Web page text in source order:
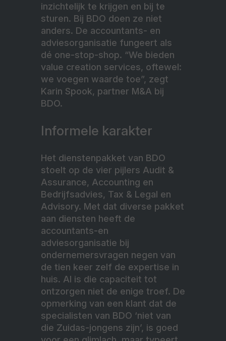
inzichtelijk te krijgen en bij te
sturen. Bij BDO doen ze niet
anders. De accountants- en
adviesorganisatie fungeert als
dé one-stop-shop. “We bieden
value creation services, oftewel:
we voegen waarde toe”, zegt
Karin Spook, partner M&A bij
BDO.
Informele karakter
Het dienstenpakket van BDO
stoelt op de vier pijlers Audit &
Assurance, Accounting en
Bedrijfsadvies, Tax & Legal en
Advisory. Met dat diverse pakket
aan diensten heeft de
accountants-en
adviesorganisatie bij
ondernemersvragen negen van
de tien keer zelf de expertise in
huis. Al is die capaciteit tot
ontzorgen niet de enige troef. De
opmerking van een klant dat de
specialisten van BDO ‘niet van
die Zuidas-jongens zijn’, is goed